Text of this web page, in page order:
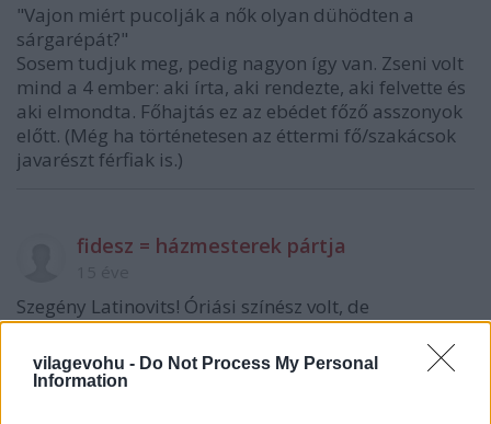
vilagevohu - Do Not Process My Personal
Information
"Vajon miért pucolják a nők olyan dühödten a
sárgarépát?"
Sosem tudjuk meg, pedig nagyon így van. Zseni volt
mind a 4 ember: aki írta, aki rendezte, aki felvette és
aki elmondta. Főhajtás ez az ebédet főző asszonyok
előtt. (Még ha történetesen az éttermi fő/szakácsok
javarészt férfiak is.)
fidesz = házmesterek pártja
Szegény Latinovits! Óriási színész volt, de
rettenetesen utáltam...